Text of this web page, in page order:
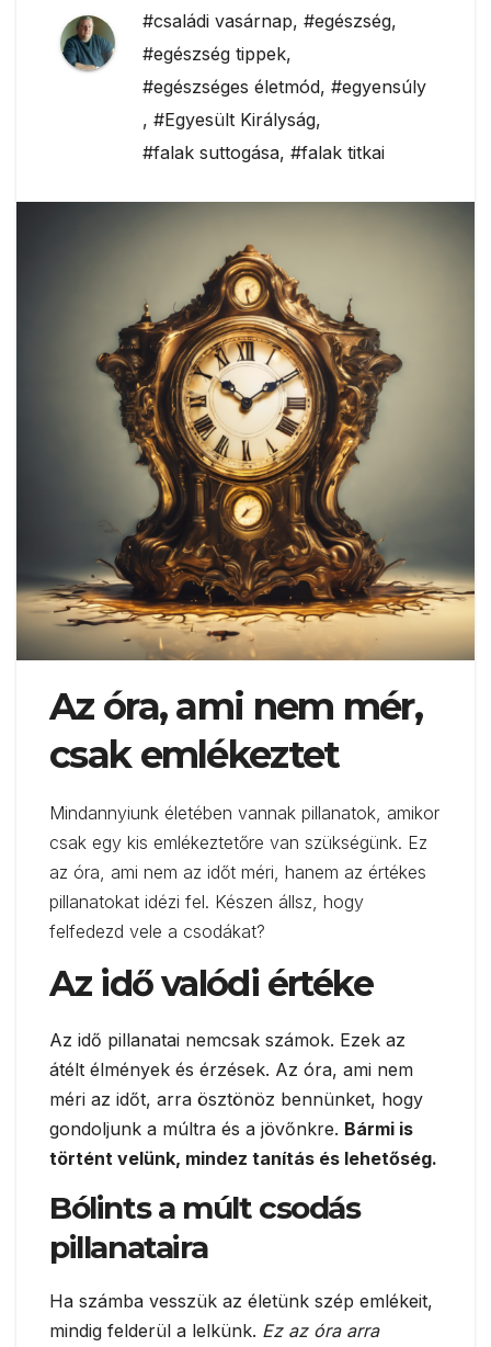
#családi vasárnap, #egészség,
#egészség tippek,
#egészséges életmód, #egyensúly
, #Egyesült Királyság,
#falak suttogása, #falak titkai
Az óra, ami nem mér,
csak emlékeztet
Mindannyiunk életében vannak pillanatok, amikor
csak egy kis emlékeztetőre van szükségünk. Ez
az óra, ami nem az időt méri, hanem az értékes
pillanatokat idézi fel. Készen állsz, hogy
felfedezd vele a csodákat?
Az idő valódi értéke
Az idő pillanatai nemcsak számok. Ezek az
átélt élmények és érzések. Az óra, ami nem
méri az időt, arra ösztönöz bennünket, hogy
gondoljunk a múltra és a jövőnkre. Bármi is
történt velünk, mindez tanítás és lehetőség.
Bólints a múlt csodás
pillanataira
Ha számba vesszük az életünk szép emlékeit,
mindig felderül a lelkünk. Ez az óra arra